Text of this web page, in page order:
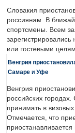
Словакия
россиянам. В
спортсмены. Всем
или гостевыми
Венгрия
Самаре и Уфе
Венгрия
российских
принимать в
Отмечается, что